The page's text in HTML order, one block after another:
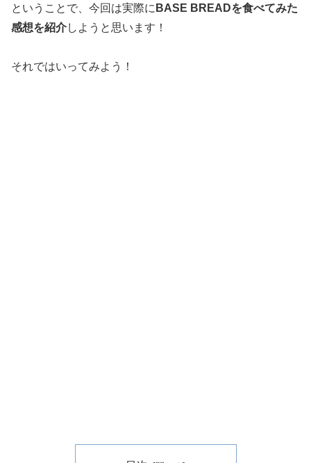
ということで、今回は実際に BASE BREADを食べてみた
感想を紹介しようと思います！
それではいってみよう！